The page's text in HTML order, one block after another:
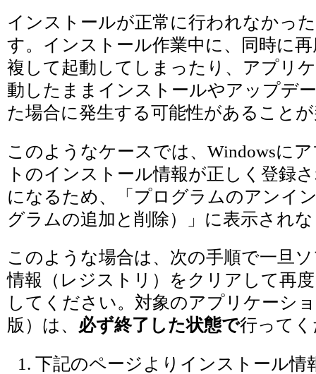
インストールが正常に行われなかっ
す。インストール作業中に、同時に
複して起動してしまったり、アプリ
動したままインストールやアップデ
た場合に発生する可能性があること
このようなケースでは、Windowsに
トのインストール情報が正しく登録
になるため、「プログラムのアンイ
グラムの追加と削除）」に表示され
このような場合は、次の手順で一旦
情報（レジストリ）をクリアして再
してください。対象のアプリケーシ
版）は、 必ず終了した状態で行って
下記のページよりインストール情